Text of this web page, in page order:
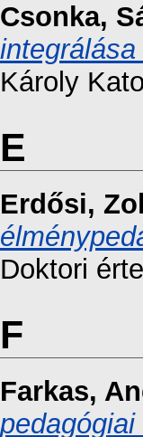
Csonka,
Károly
E
Erdősi,
Doktori
F
Farkas,